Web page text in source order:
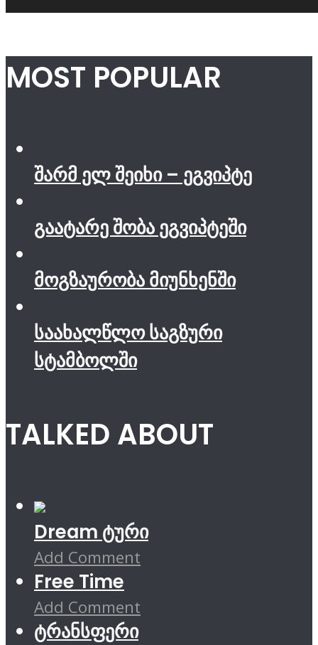
MOST POPULAR
შარმ ელ შეიხი – ეგვიპტე
გაატარე შობა ეგვიპტეში
მოგზაურობა მიუნხენში
საახალწლო საგზური
სტამბოლში
TALKED ABOUT
Dream ტური
Add Comment
Free Time
Add Comment
ტრანსფერი